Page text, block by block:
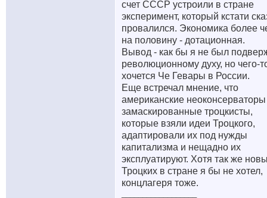
счет СССР устроили в стране
эксперимент, который кстати
провалился. Экономика более
на половину - дотационная.
Вывод - как бы я не был
революционному духу, но чего-
хочется Че Гевары в России.
Еще встречал мнение, что
американские неоконсерваторы
замаскированные троцкисты,
которые взяли идеи Троцкого,
адаптировали их под нужды
капитализма и нещадно их
эксплуатируют. Хотя так же
Троцких в стране я бы не хотел,
концлагеря тоже.